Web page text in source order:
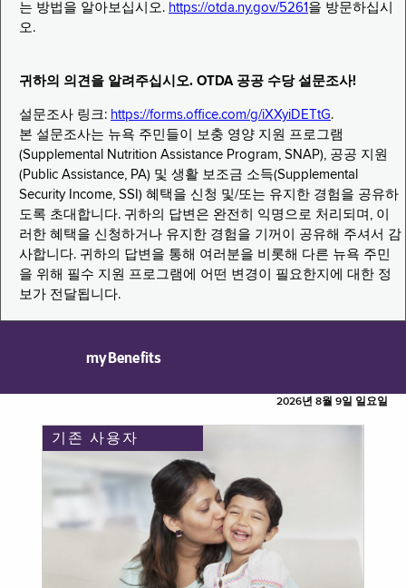
는 방법을 알아보십시오. https://otda.ny.gov/5261 을 방문하십시
오.
귀하의 의견을 알려주십시오. OTDA 공공 수당 설문조사!
설문조사 링크: https://forms.office.com/g/iXXyiDETtG.
본 설문조사는 뉴욕 주민들이 보충 영양 지원 프로그램
(Supplemental Nutrition Assistance Program, SNAP), 공공 지원
(Public Assistance, PA) 및 생활 보조금 소득(Supplemental
Security Income, SSI) 혜택을 신청 및/또는 유지한 경험을 공유하
도록 초대합니다. 귀하의 답변은 완전히 익명으로 처리되며, 이
러한 혜택을 신청하거나 유지한 경험을 기꺼이 공유해 주셔서 감
사합니다. 귀하의 답변을 통해 여러분을 비롯해 다른 뉴욕 주민
을 위해 필수 지원 프로그램에 어떤 변경이 필요한지에 대한 정
보가 전달됩니다.
myBenefits
2026년 8월 9일 일요일
기존 사용자